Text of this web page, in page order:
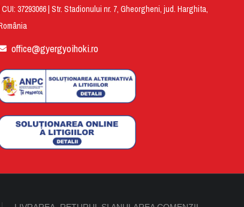
| CUI: 37293066 | Str. Stadionului nr. 7, Gheorgheni, jud. Harghita,
office@gyergyoihoki.ro